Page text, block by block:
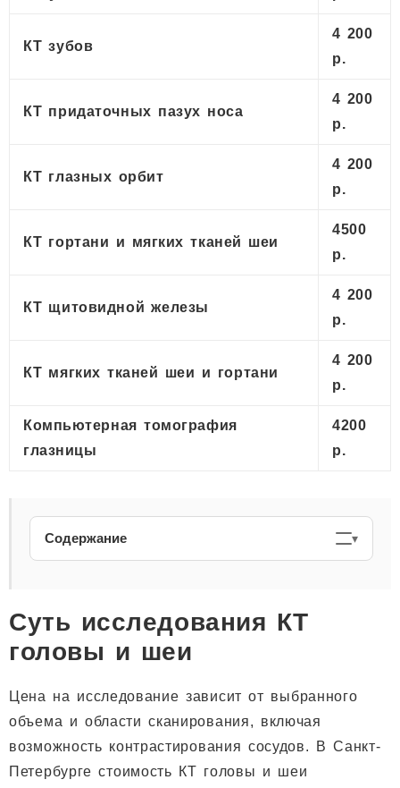
КТ зубов
4 200
р.
КТ придаточных пазух носа
4 200
р.
КТ глазных орбит
4 200
р.
КТ гортани и мягких тканей шеи
4500
р.
КТ щитовидной железы
4 200
р.
КТ мягких тканей шеи и гортани
4 200
р.
Компьютерная томография
глазницы
4200
р.
Содержание
Суть исследования КТ
головы и шеи
Цена на исследование зависит от выбранного
объема и области сканирования, включая
возможность контрастирования сосудов. В Санкт-
Петербурге стоимость КТ головы и шеи